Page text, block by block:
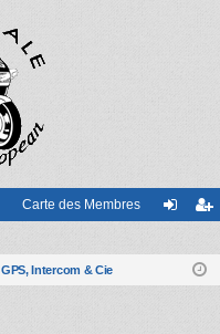
Carte des Membres
nr
GPS, Intercom & Cie